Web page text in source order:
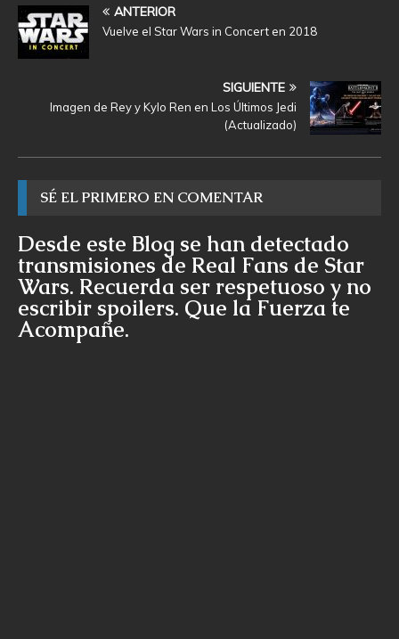
ANTERIOR
Vuelve el Star Wars in Concert en 2018
SIGUIENTE
Imagen de Rey y Kylo Ren en Los Últimos Jedi
(Actualizado)
SÉ EL PRIMERO EN COMENTAR
Desde este Blog se han detectado
transmisiones de Real Fans de Star
Wars. Recuerda ser respetuoso y no
escribir spoilers. Que la Fuerza te
Acompañe.